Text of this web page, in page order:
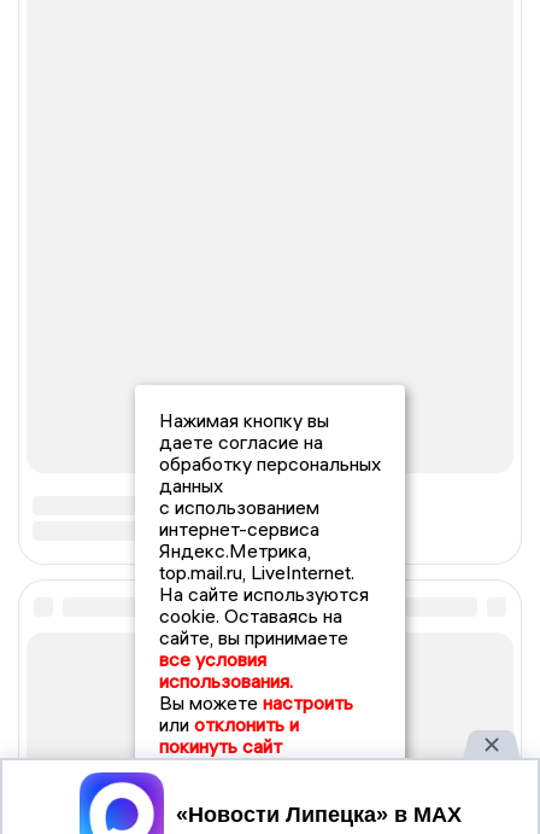
Нажимая кнопку вы
даете согласие на
обработку персональных
данных
с использованием
интернет-сервиса
Яндекс.Метрика,
top.mail.ru, LiveInternet.
На сайте используются
cookie. Оставаясь на
сайте, вы принимаете
все условия
использования.
Вы можете настроить
или отклонить и
покинуть сайт
Принять